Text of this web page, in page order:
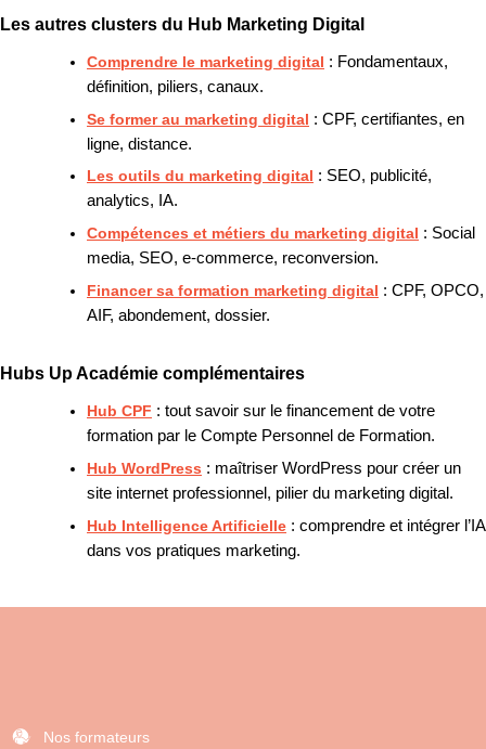
Les autres clusters du Hub Marketing Digital
Comprendre le marketing digital : Fondamentaux,
définition, piliers, canaux.
Se former au marketing digital : CPF, certifiantes, en
ligne, distance.
Les outils du marketing digital : SEO, publicité,
analytics, IA.
Compétences et métiers du marketing digital : Social
media, SEO, e-commerce, reconversion.
Financer sa formation marketing digital : CPF, OPCO,
AIF, abondement, dossier.
Hubs Up Académie complémentaires
Hub CPF : tout savoir sur le financement de votre
formation par le Compte Personnel de Formation.
Hub WordPress : maîtriser WordPress pour créer un
site internet professionnel, pilier du marketing digital.
Hub Intelligence Artificielle : comprendre et intégrer l’IA
dans vos pratiques marketing.
Nos formateurs